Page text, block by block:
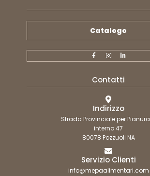
Catalogo
Contatti
Indirizzo
Strada Provinciale per
interno 47
80078 Pozzuoli NA
Servizio Clienti
info@mepaalimentari.com